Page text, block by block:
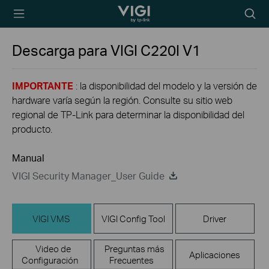
TP-Link, Reliably
icon
Descarga paraVIGI C220I V1
IMPORTANTE : la disponibilidad del modelo y la versión de
hardware varía según la región. Consulte su sitio web
regional de TP-Link para determinar la disponibilidad del
producto.
Manual
VIGI Security Manager_User Guide
VIGI VMS VIGI Config Tool Driver
Video de
Configuración
Preguntas más
Frecuentes
Aplicaciones